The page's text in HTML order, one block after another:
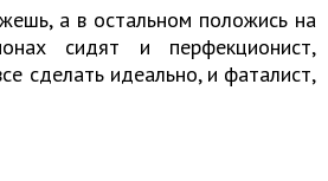
а в остальном положись на
сидят и перфекционист,
сделать идеально, и фаталист,